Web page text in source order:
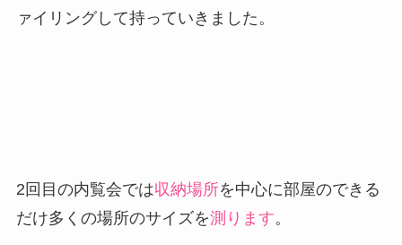
ァイリングして持っていきました。
2回目の内覧会では収納場所を中心に部屋のできる
だけ多くの場所のサイズを測ります。